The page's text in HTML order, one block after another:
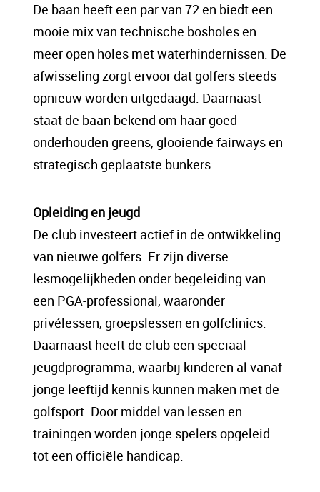
De baan heeft een par van 72 en biedt een
mooie mix van technische bosholes en
meer open holes met waterhindernissen. De
afwisseling zorgt ervoor dat golfers steeds
opnieuw worden uitgedaagd. Daarnaast
staat de baan bekend om haar goed
onderhouden greens, glooiende fairways en
strategisch geplaatste bunkers.
Opleiding en jeugd
De club investeert actief in de ontwikkeling
van nieuwe golfers. Er zijn diverse
lesmogelijkheden onder begeleiding van
een PGA-professional, waaronder
privélessen, groepslessen en golfclinics.
Daarnaast heeft de club een speciaal
jeugdprogramma, waarbij kinderen al vanaf
jonge leeftijd kennis kunnen maken met de
golfsport. Door middel van lessen en
trainingen worden jonge spelers opgeleid
tot een officiële handicap.